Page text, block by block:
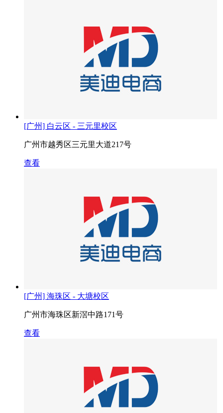
[广州] 白云区 - 三元里校区
广州市越秀区三元里大道217号
查看
[广州] 海珠区 - 大塘校区
广州市海珠区新滘中路171号
查看